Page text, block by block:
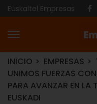
Euskaltel Empresas
INICIO EMPRESAS
UNIMOS FUERZAS
PARA AVANZAR EN LA
EUSKADI